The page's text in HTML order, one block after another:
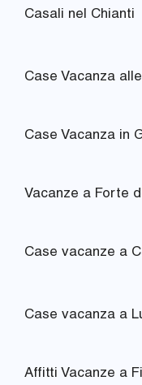
Casali nel Chianti
Case Vacanza
Case Vacanza in
Vacanze a Forte
Case vacanze a
Case vacanza a
Affitti Vacanze a